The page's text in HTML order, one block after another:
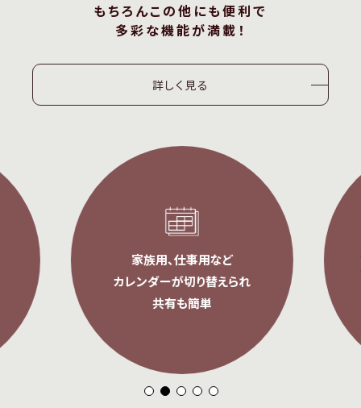
もちろんこの他にも便利で
多彩な機能が満載！
詳しく見る
家族用、仕事用など
カレンダーが切り替えられ
共有も簡単